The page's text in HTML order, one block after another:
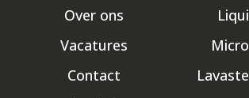
Over ons
Vacatures
Contact